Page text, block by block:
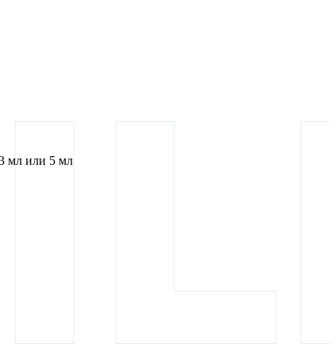
мл или 5 мл